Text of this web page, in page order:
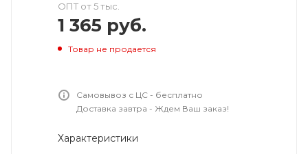
ОПТ от 5 тыс.
1 365 руб.
Товар не продается
Самовывоз с ЦС - бесплатно
Доставка завтра - Ждем Ваш заказ!
Характеристики